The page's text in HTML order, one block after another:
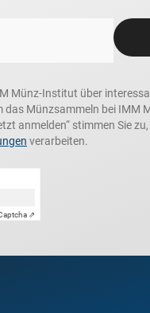
Münz-Institut über
Münzsammeln bei IMM
anmelden“ stimmen Sie
verarbeiten.
⇗